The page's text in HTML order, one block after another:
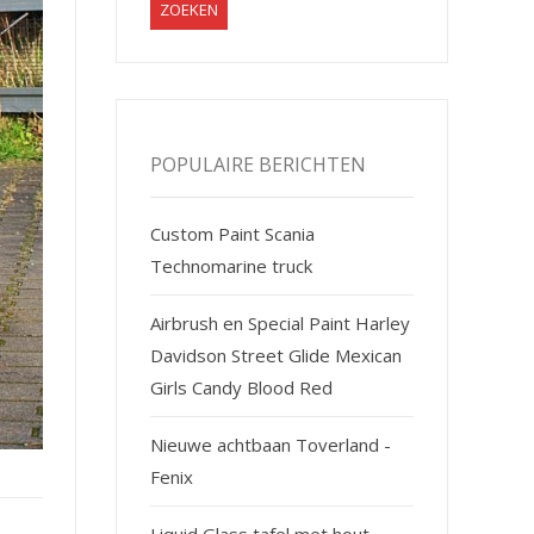
POPULAIRE BERICHTEN
Custom Paint Scania
Technomarine truck
Airbrush en Special Paint Harley
Davidson Street Glide Mexican
Girls Candy Blood Red
Nieuwe achtbaan Toverland -
Fenix